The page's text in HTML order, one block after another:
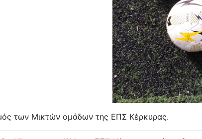
των Μικτών ομάδων της ΕΠΣ Κέρκυρας.